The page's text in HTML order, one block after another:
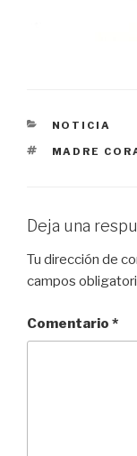
CATEGORÍAS
NOTICIA
ETIQUETAS
MADRE
Deja una
Tu dirección de
campos
Comentario *